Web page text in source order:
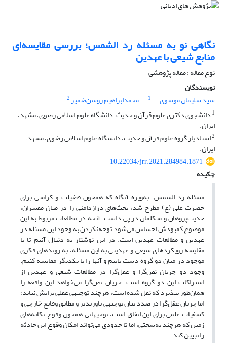
نگاهی نو به مسئله رد الشمس؛ بررسی مقایسه‌ای
منابع شیعی با عهدین
نوع مقاله : مقاله پژوهشی
نویسندگان
سید سلیمان موسوی
1 محمدابراهیم روشن‌ضمیر2
1 دانشجوی دکتری علوم قرآن و حدیث، دانشگاه علوم اسلامی رضوی، مشهد،
ایران.
2استادیار گروه علوم قرآن و حدیث، دانشگاه علوم اسلامی رضوی، مشهد،
ایران.
10.22034/jrr.2021.284984.1871
چکیده
مسئله رد الشمس، به‌ویژه آنگاه که همچون فضیلت و کرامتی برای
حضرت علی (ع) مطرح شد، بحث‌های درازدامنی را در میان مفسران،
حدیث‌پژوهان و متکلمان در پی داشت. آنچه در مطالعات مربوط به این
موضوع کمبودش احساس می‌شود توجه‌نکردن به وجود این مسئله در
عهدین و مطالعات عهدین است. در این نوشتار به دنبال آنیم تا با
مقایسه رویکردهای شیعی و عهدینی به این مسئله، به روندهای فکری
موجود در میان دو گروه دست یابیم و آنها را با یکدیگر مقایسه کنیم.
وجود دو جریان نص‌گرا و عقل‌گرا در مطالعات شیعی و عهدین از
اشتراکات این دو گروه است. جریان نص‌گرا می‌خواهد این واقعه را
همان‌طور بپذیرد که نقل شده است، هرچند توجیهی عقلی برایش نیابد؛
اما جریان عقل‌گرا در صدد بیان توجیهی باورپذیر و مطابق وقایع خارجی و
کشفیات علمی برای این اتفاق است، توجیهاتی همچون وقوع تکانه‌های
زمین که هرچند به‌سختی، اما تا حدودی می‌تواند امکان وقوع این حادثه
را تبیین کند.